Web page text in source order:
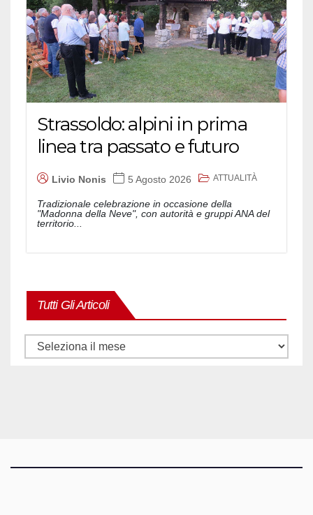
Strassoldo: alpini in prima
linea tra passato e futuro
Livio Nonis 5 Agosto 2026 ATTUALITÀ
Tradizionale celebrazione in occasione della
"Madonna della Neve", con autorità e gruppi ANA del
territorio...
Tutti Gli Articoli
Tutti